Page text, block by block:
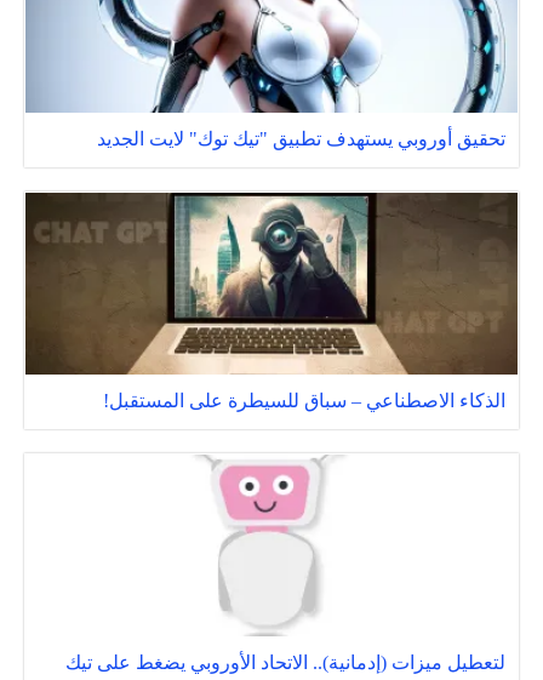
تحقيق أوروبي يستهدف تطبيق "تيك توك" لايت الجديد
الذكاء الاصطناعي – سباق للسيطرة على المستقبل!
لتعطيل ميزات (إدمانية).. الاتحاد الأوروبي يضغط على تيك